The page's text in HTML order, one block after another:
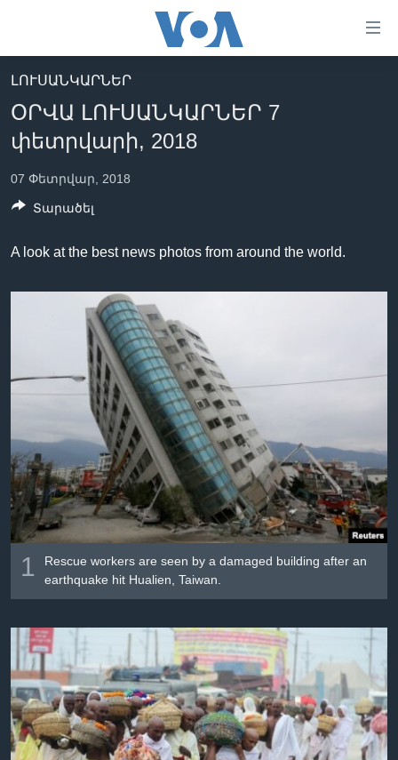
հիմնական
բովանդակությանը
անցնել
հիմնական
բովանդակությանը
բովանդակություն
ԼՈՒՐԵՐ
ՍՓՅՈՒՌՔ
ՏԵՍԱՆՅՈՒԹԵՐ
ՖԻԼՄԵՐ
ՄԵՐ ՄԱՍԻՆ
«ԱՄԵՐԻԿԱՅԻ ՁԱՅՆ»-Ի ԿԱՆՈՆԱԴՐՈՒԹՅՈՒՆ
ԿԱՊ ՄԵԶ ՀԵՏ
Learning English
ՀԵՏԵՒԵՔ ՄԵԶ
Լեզուներ
ԼՈՒՍԱՆԿԱՐՆԵՐ
ՕՐՎԱ ԼՈՒՍԱՆԿԱՐՆԵՐ 7
փետրվարի, 2018
07 Փետրվար, 2018
A look at the best news photos from around the world.
1
Rescue workers are seen by a damaged building after an
earthquake hit Hualien, Taiwan.
Տարածել